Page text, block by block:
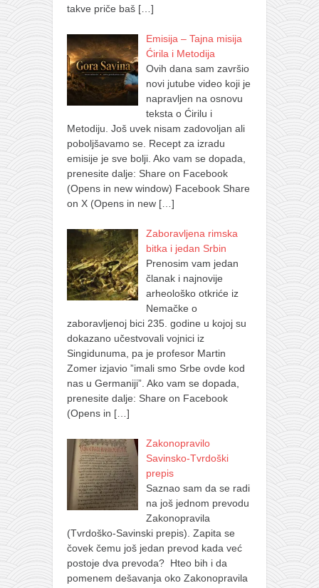
takve priče baš […]
Emisija – Tajna misija
Ćirila i Metodija
Ovih dana sam završio
novi jutube video koji je
napravljen na osnovu
teksta o Ćirilu i
Metodiju. Još uvek nisam zadovoljan ali
poboljšavamo se. Recept za izradu
emisije je sve bolji. Ako vam se dopada,
prenesite dalje: Share on Facebook
(Opens in new window) Facebook Share
on X (Opens in new […]
Zaboravljena rimska
bitka i jedan Srbin
Prenosim vam jedan
članak i najnovije
arheološko otkriće iz
Nemačke o
zaboravljenoj bici 235. godine u kojoj su
dokazano učestvovali vojnici iz
Singidunuma, pa je profesor Martin
Zomer izjavio ”imali smo Srbe ovde kod
nas u Germaniji”. Ako vam se dopada,
prenesite dalje: Share on Facebook
(Opens in […]
Zakonopravilo
Savinsko-Tvrdoški
prepis
Saznao sam da se radi
na još jednom prevodu
Zakonopravila
(Tvrdoško-Savinski prepis). Zapita se
čovek čemu još jedan prevod kada već
postoje dva prevoda? Hteo bih i da
pomenem dešavanja oko Zakonopravila